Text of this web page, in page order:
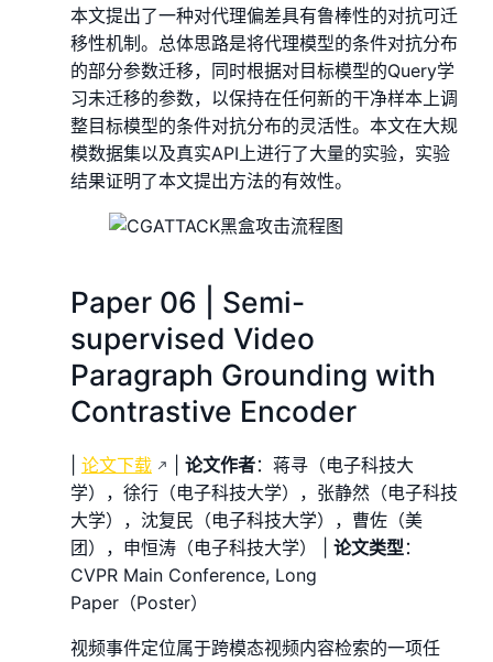
本文提出了一种对代理偏差具有鲁棒性的对抗可迁
移性机制。总体思路是将代理模型的条件对抗分布
的部分参数迁移，同时根据对目标模型的Query学
习未迁移的参数，以保持在任何新的干净样本上调
整目标模型的条件对抗分布的灵活性。本文在大规
模数据集以及真实API上进行了大量的实验，实验
结果证明了本文提出方法的有效性。
Paper 06 | Semi-
supervised Video
Paragraph Grounding with
Contrastive Encoder
论文下载 论文作者：蒋寻（电子科技大
学），徐行（电子科技大学），张静然（电子科技
大学），沈复民（电子科技大学），曹佐（美
团），申恒涛（电子科技大学） | 论文类型：
CVPR Main Conference, Long
Paper（Poster）
视频事件定位属于跨模态视频内容检索的一项任